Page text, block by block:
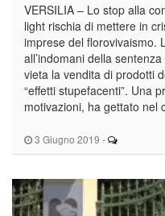
3 Giugno 2019 -
VERSILIA – Lo stop alla
light rischia di mettere in
imprese del florovivaismo.
all’indomani della
vieta la vendita di prodotti
“effetti stupefacenti”. Una
motivazioni, ha gettato nel